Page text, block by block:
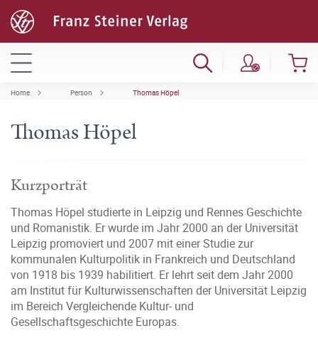
Home Person Thomas Höpel
Thomas Höpel
Kurzporträt
Thomas Höpel studierte in Leipzig und Rennes Geschichte
und Romanistik. Er wurde im Jahr 2000 an der Universität
Leipzig promoviert und 2007 mit einer Studie zur
kommunalen Kulturpolitik in Frankreich und Deutschland
von 1918 bis 1939 habilitiert. Er lehrt seit dem Jahr 2000
am Institut für Kulturwissenschaften der Universität Leipzig
im Bereich Vergleichende Kultur- und
Gesellschaftsgeschichte Europas.